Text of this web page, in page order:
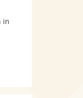
Sternen
in